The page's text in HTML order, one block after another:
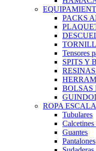
PACKS
Tensores
SPITS Y
BOLSAS
ROPA
Tubulares
Calcetines
Guantes
Pantalones